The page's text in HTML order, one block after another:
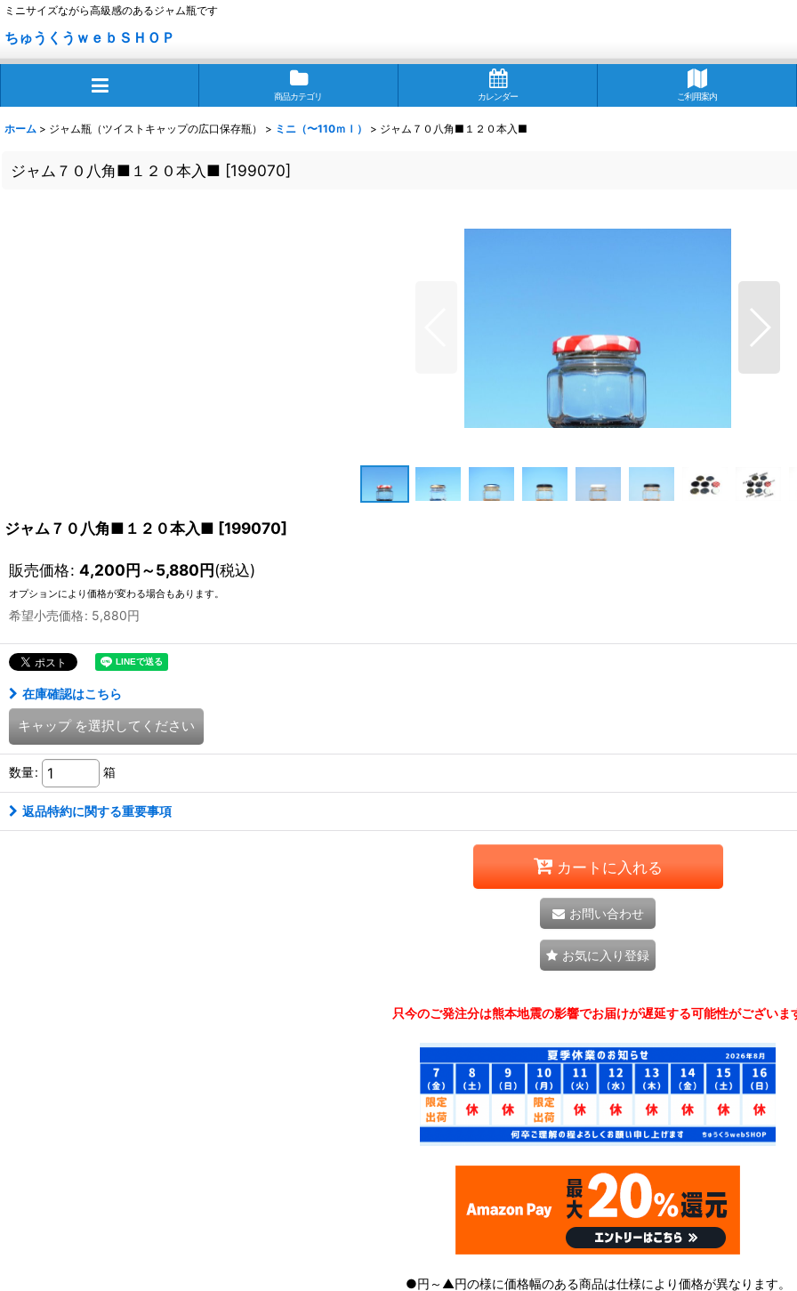
ミニサイズながら高級感のあるジャム瓶です
ちゅうくうｗｅｂＳＨＯＰ
商品カテゴリ カレンダー ご利用案内
ホーム > ジャム瓶（ツイストキャップの広口保存瓶） > ミニ（〜110ｍｌ） > ジャム７０八角■１２０本入■
ジャム７０八角■１２０本入■ [199070]
ジャム７０八角■１２０本入■ [199070]
販売価格: 4,200円～5,880円(税込)
オプションにより価格が変わる場合もあります。
希望小売価格: 5,880円
在庫確認はこちら
キャップ を選択してください
数量: 箱
返品特約に関する重要事項
カートに入れる
お問い合わせ
お気に入り登録
只今のご発注分は熊本地震の影響でお届けが遅延する可能性がございま
●円～▲円の様に価格幅のある商品は仕様により価格が異なります。